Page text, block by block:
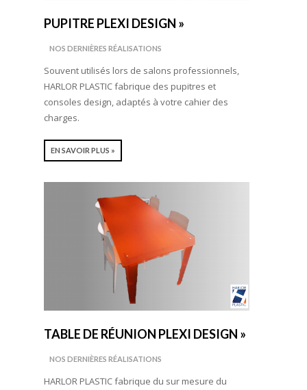
PUPITRE PLEXI DESIGN »
NOS DERNIÈRES RÉALISATIONS
Souvent utilisés lors de salons professionnels,
HARLOR PLASTIC fabrique des pupitres et
consoles design, adaptés à votre cahier des
charges.
EN SAVOIR PLUS »
TABLE DE RÉUNION PLEXI DESIGN »
NOS DERNIÈRES RÉALISATIONS
HARLOR PLASTIC fabrique du sur mesure du